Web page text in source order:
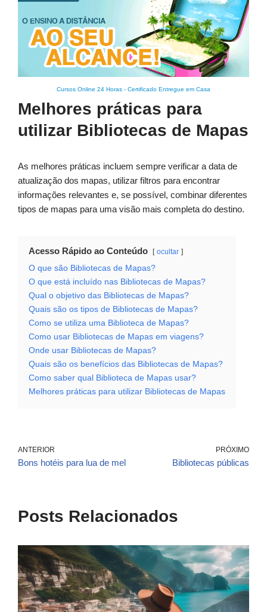
Cursos Online 24 Horas - Certificado Entregue em Casa
Melhores práticas para
utilizar Bibliotecas de Mapas
As melhores práticas incluem sempre verificar a data de
atualização dos mapas, utilizar filtros para encontrar
informações relevantes e, se possível, combinar diferentes
tipos de mapas para uma visão mais completa do destino.
Acesso Rápido ao Conteúdo ocultar
O que são Bibliotecas de Mapas?
O que está incluído nas Bibliotecas de Mapas?
Qual o objetivo das Bibliotecas de Mapas?
Quais são os tipos de Bibliotecas de Mapas?
Como se utiliza uma Biblioteca de Mapas?
Como usar Bibliotecas de Mapas em viagens?
Onde usar Bibliotecas de Mapas?
Quais são os benefícios das Bibliotecas de Mapas?
Como saber qual Biblioteca de Mapas usar?
Melhores práticas para utilizar Bibliotecas de Mapas
ANTERIOR
Bons hotéis para lua de mel
PRÓXIMO
Bibliotecas públicas
Posts Relacionados